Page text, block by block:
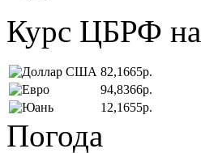
Курс ЦБРФ на
82,1665р.
94,8366р.
12,1655р.
Погода